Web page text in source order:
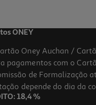
ONEY
Oney Auchan /
pagamentos com o
de Formalização
depende do dia da
18,4 %